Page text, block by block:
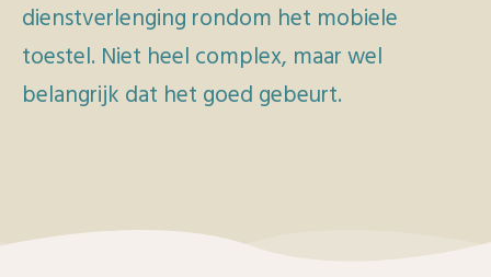
dienstverlenging rondom het mobiele
toestel. Niet heel complex, maar wel
belangrijk dat het goed gebeurt.